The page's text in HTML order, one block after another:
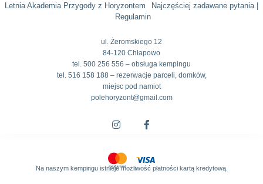
Letnia Akademia Przygody z Horyzontem
Najczęściej zadawane pytania |
Regulamin
ul. Żeromskiego 12
84-120 Chłapowo
tel. 500 256 556 – obsługa kempingu
tel. 516 158 188 – rezerwacje parceli, domków,
miejsc pod namiot
polehoryzont@gmail.com
Na naszym kempingu istnieje możliwość płatności kartą kredytową.